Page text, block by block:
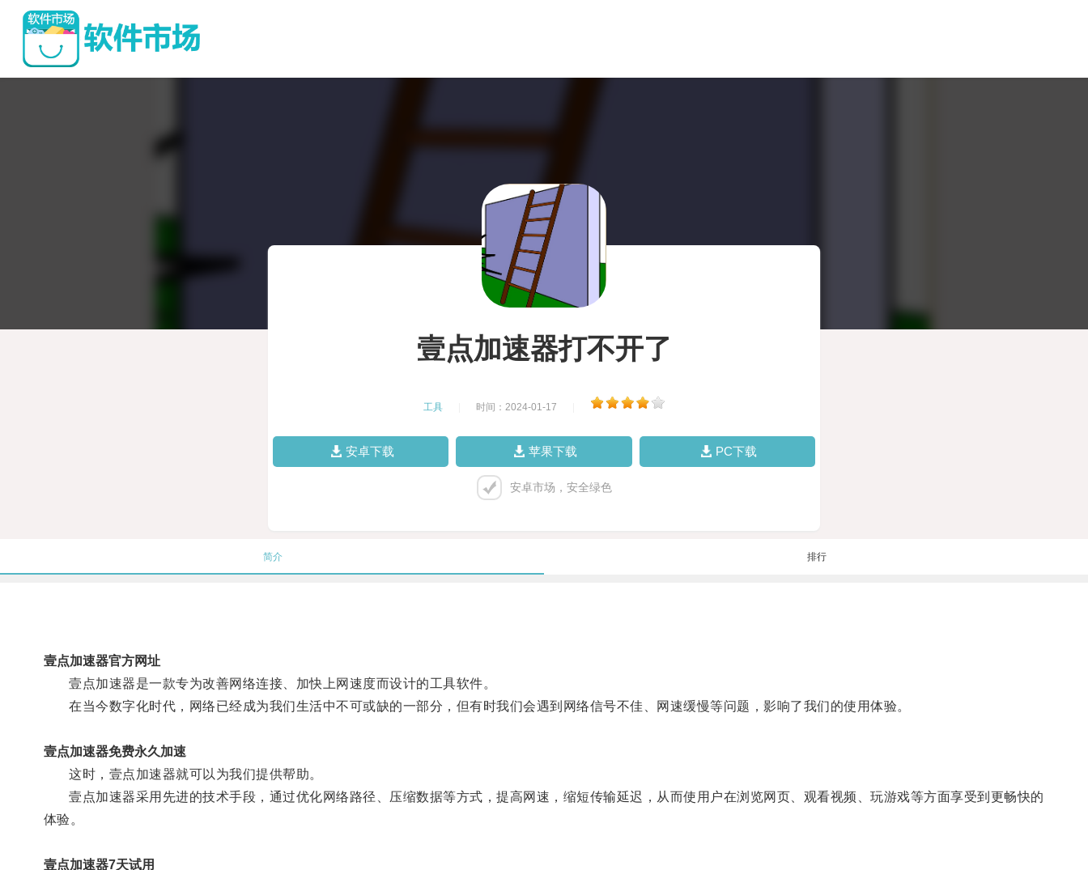
壹点加速器打不开了
工具 时间：2024-01-17
安卓下载 苹果下载 PC下载
安卓市场，安全绿色
简介 排行
壹点加速器官方网址
壹点加速器是一款专为改善网络连接、加快上网速度而设计的工具软件。
在当今数字化时代，网络已经成为我们生活中不可或缺的一部分，但有时我们会遇到网络信号不佳、网速缓慢等问题，影响了我们的使用体验。
壹点加速器免费永久加速
这时，壹点加速器就可以为我们提供帮助。
壹点加速器采用先进的技术手段，通过优化网络路径、压缩数据等方式，提高网速，缩短传输延迟，从而使用户在浏览网页、观看视频、玩游戏等方面享受到更畅快的
体验。
壹点加速器7天试用